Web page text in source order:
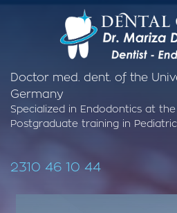
Doctor med. dent. of the
Germany
Specialized in Endodontics at
Postgraduate training in
2310 46 10 44